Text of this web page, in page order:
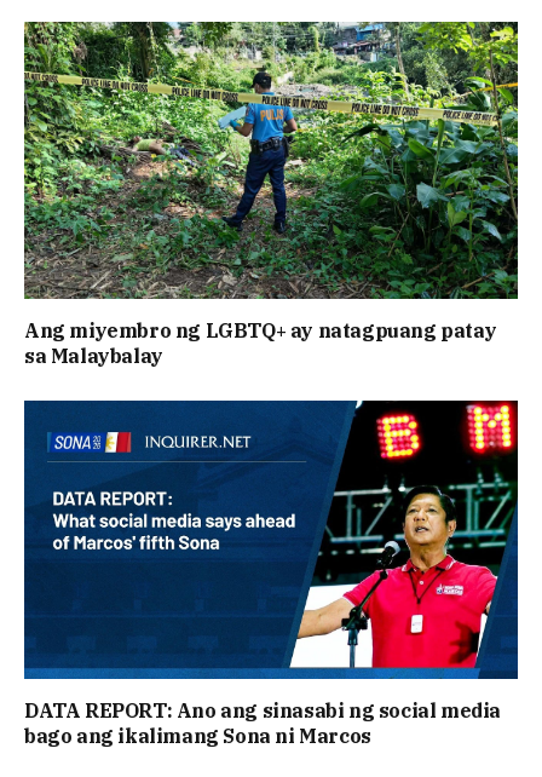
Ang miyembro ng LGBTQ+ ay natagpuang patay
sa Malaybalay
DATA REPORT: Ano ang sinasabi ng social media
bago ang ikalimang Sona ni Marcos